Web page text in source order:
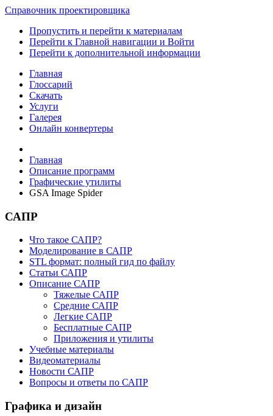
Справочник проектировщика
Пропустить и перейти к материалам
Перейти к Главной навигации и Войти
Перейти к дополнительной информации
Главная
Глоссарий
Скачать
Услуги
Галерея
Онлайн конвертеры
Главная
Описание программ
Графические утилиты
GSA Image Spider
САПР
Что такое САПР?
Моделирование в САПР
STL формат: полный гид по файлу
Статьи САПР
Описание САПР
Тяжелые САПР
Средние САПР
Легкие САПР
Бесплатные САПР
Приложения и утилиты
Учебные материалы
Видеоматериалы
Новости САПР
Вопросы и ответы по САПР
Графика и дизайн